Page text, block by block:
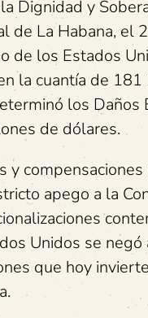
Dignidad y
de La Habana, el
de los Estados
la cuantía de 181
los Daños
de dólares.
y compensaciones
apego a la
Unidos se negó
que hoy